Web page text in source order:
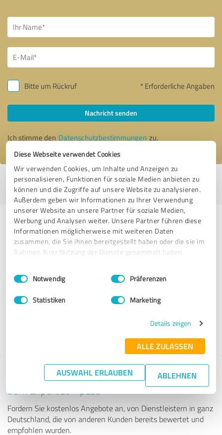
Diese Webseite verwendet Cookies
Wir verwenden Cookies, um Inhalte und Anzeigen zu
personalisieren, Funktionen für soziale Medien anbieten zu
können und die Zugriffe auf unsere Website zu analysieren.
Außerdem geben wir Informationen zu Ihrer Verwendung
unserer Website an unsere Partner für soziale Medien,
Werbung und Analysen weiter. Unsere Partner führen diese
Informationen möglicherweise mit weiteren Daten
zusammen, die Sie ihnen bereitgestellt haben oder die sie im
Rahmen Ihrer Nutzung der Dienste gesammelt haben.
Impressum Datenschutzbestimmungen
Einwilligungsauswahl
Notwendig Präferenzen
Statistiken Marketing
Details zeigen
ALLE ZULASSEN
AUSWAHL ERLAUBEN ABLEHNEN
Bitte um Rückruf * Erforderliche Angaben
Nachricht senden
Ich stimme den Datenschutzbestimmungen zu.
Profil aktiv seit 08.09.2020 |Letzte Aktualisierung: 02.08.2026|Profil
melden
Erfahrungen zu weiteren
Anbietern aus dem Bereich
Tourismus
FIRST REISEBÜRO Sewing
Tipp: Die passenden Experten finden - mit
dem ExpertCompass
Fordern Sie kostenlos Angebote an, von Dienstleistern in ganz
Deutschland, die von anderen Kunden bereits bewertet und
empfohlen wurden.